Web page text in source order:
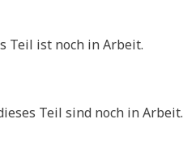
Teil ist noch in Arbeit.
Teil sind noch in Arbeit.